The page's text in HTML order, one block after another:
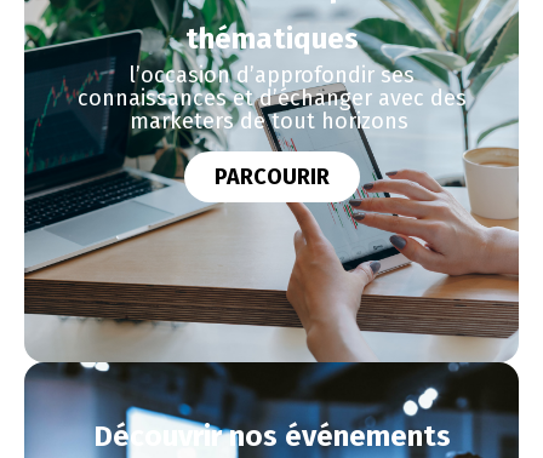
thématiques
l’occasion d’approfondir ses
connaissances et d’échanger avec des
marketers de tout horizons
PARCOURIR
Découvrir nos événements